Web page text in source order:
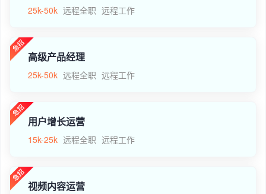
25k-50k 远程全职 远程工作
高级产品经理
25k-50k 远程全职 远程工作
用户增长运营
15k-25k 远程全职 远程工作
视频内容运营